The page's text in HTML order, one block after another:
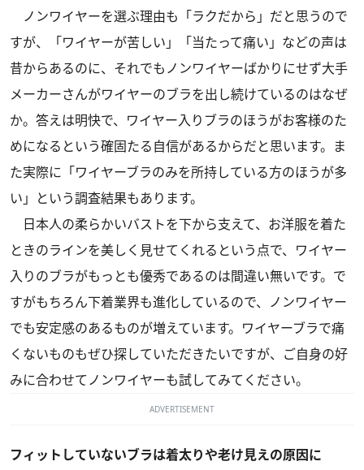
ノンワイヤーを選ぶ理由も「ラクだから」だと思うので
すが、「ワイヤーが苦しい」「当たって痛い」などの声は
昔からあるのに、それでもノンワイヤーばかりにせず大手
メーカーさんがワイヤーのブラを出し続けているのはなぜ
か。答えは明快で、ワイヤー入りブラのほうがお客様のた
めになるという確固たる自信があるからだと思います。ま
た実際に「ワイヤーブラのみを所持している方のほうが多
い」という調査結果もあります。
日本人の柔らかいバストを下から支えて、お洋服を着た
ときのラインを美しく見せてくれるという点で、ワイヤー
入りのブラがもっとも優秀であるのは間違い無いです。で
すがもちろん下着業界も進化しているので、ノンワイヤー
でも安定感のあるものが増えています。ワイヤーブラで痛
くないものもぜひ探していただきたいですが、ご自身の好
みに合わせてノンワイヤーも試してみてください。
ADVERTISEMENT
フィットしていないブラは着太りや老け見えの原因に